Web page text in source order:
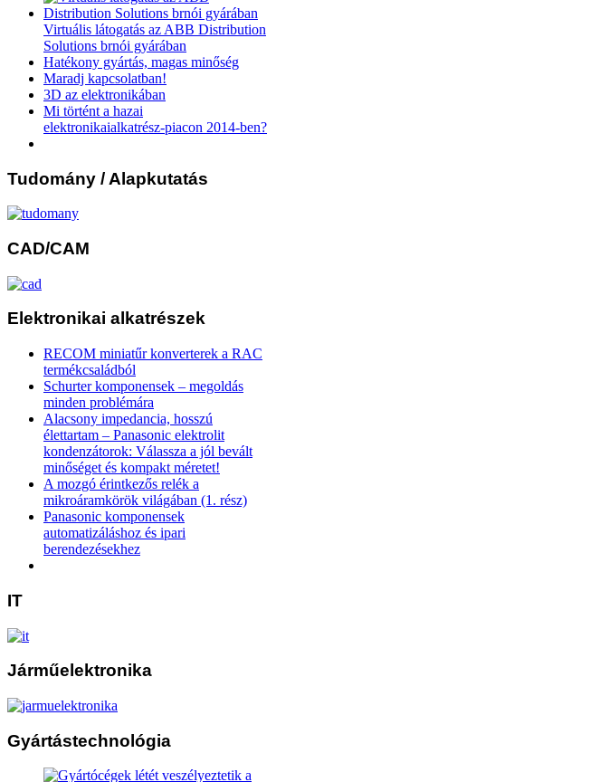
Virtuális látogatás az ABB Distribution
Solutions brnói gyárában
Hatékony gyártás, magas minőség
Maradj kapcsolatban!
3D az elektronikában
Mi történt a hazai
elektronikaialkatrész-piacon 2014-ben?
Tudomány / Alapkutatás
CAD/CAM
Elektronikai alkatrészek
RECOM miniatűr konverterek a RAC
termékcsaládból
Schurter komponensek – megoldás
minden problémára
Alacsony impedancia, hosszú
élettartam – Panasonic elektrolit
kondenzátorok: Válassza a jól bevált
minőséget és kompakt méretet!
A mozgó érintkezős relék a
mikroáramkörök világában (1. rész)
Panasonic komponensek
automatizáláshoz és ipari
berendezésekhez
IT
Járműelektronika
Gyártástechnológia